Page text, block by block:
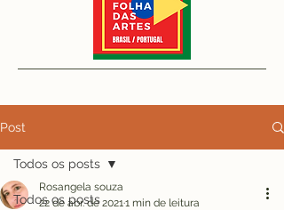
Post
Todos os posts
Todos os posts
Rosangela souza
22 de abr. de 20211 min de leitura